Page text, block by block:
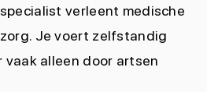
verleent medische
Je voert zelfstandig
alleen door artsen